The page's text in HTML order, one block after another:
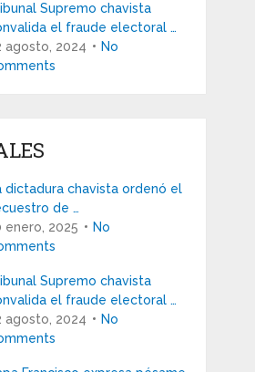
Supremo chavista
el fraude electoral …
agosto, 2024
No
dictadura chavista ordenó el
de …
enero, 2025
No
Supremo chavista
el fraude electoral …
agosto, 2024
No